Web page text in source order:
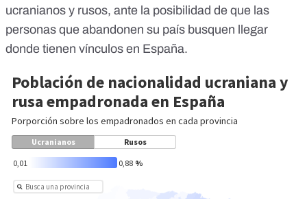
ucranianos y rusos, ante la posibilidad de que las
personas que abandonen su país busquen llegar
donde tienen vínculos en España.